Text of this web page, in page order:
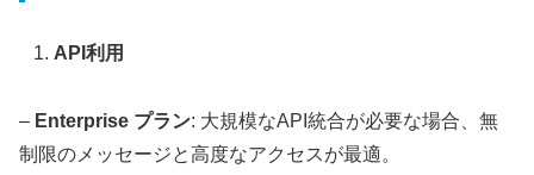
API利用
– Enterprise プラン: 大規模なAPI統合が必要な場合、無
制限のメッセージと高度なアクセスが最適。